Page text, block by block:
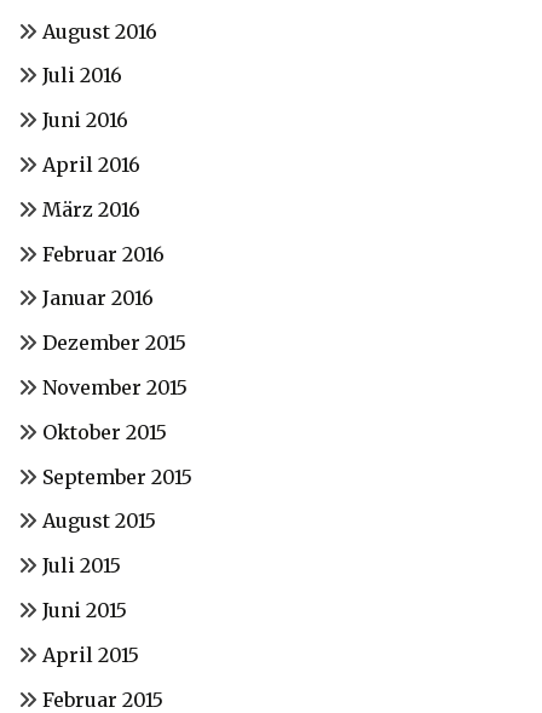
August 2016
Juli 2016
Juni 2016
April 2016
März 2016
Februar 2016
Januar 2016
Dezember 2015
November 2015
Oktober 2015
September 2015
August 2015
Juli 2015
Juni 2015
April 2015
Februar 2015